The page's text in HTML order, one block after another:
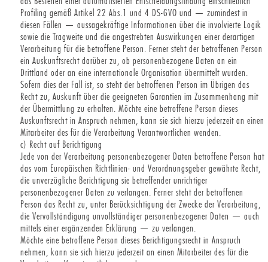
Profiling gemäß Artikel 22 Abs.1 und 4 DS-GVO und — zumindest in
diesen Fällen — aussagekräftige Informationen über die involvierte Logik
sowie die Tragweite und die angestrebten Auswirkungen einer derartigen
Verarbeitung für die betroffene Person. Ferner steht der betroffenen Person
ein Auskunftsrecht darüber zu, ob personenbezogene Daten an ein
Drittland oder an eine internationale Organisation übermittelt wurden.
Sofern dies der Fall ist, so steht der betroffenen Person im Übrigen das
Recht zu, Auskunft über die geeigneten Garantien im Zusammenhang mit
der Übermittlung zu erhalten. Möchte eine betroffene Person dieses
Auskunftsrecht in Anspruch nehmen, kann sie sich hierzu jederzeit an einen
Mitarbeiter des für die Verarbeitung Verantwortlichen wenden.
c) Recht auf Berichtigung
Jede von der Verarbeitung personenbezogener Daten betroffene Person hat
das vom Europäischen Richtlinien- und Verordnungsgeber gewährte Recht,
die unverzügliche Berichtigung sie betreffender unrichtiger
personenbezogener Daten zu verlangen. Ferner steht der betroffenen
Person das Recht zu, unter Berücksichtigung der Zwecke der Verarbeitung,
die Vervollständigung unvollständiger personenbezogener Daten — auch
mittels einer ergänzenden Erklärung — zu verlangen.
Möchte eine betroffene Person dieses Berichtigungsrecht in Anspruch
nehmen, kann sie sich hierzu jederzeit an einen Mitarbeiter des für die